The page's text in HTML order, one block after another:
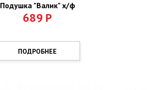
Подушка "Валик" х/ф
689 Р
ПОДРОБНЕЕ